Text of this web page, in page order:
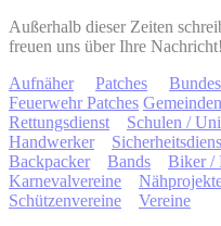
Außerhalb dieser Zeiten
freuen uns über Ihre Nachricht!
Aufnäher
Patches
Feuerwehr Patches Gemeinden
Rettungsdienst
Schulen /
Handwerker
Backpacker
Bands Biker /
Karnevalvereine
Schützenvereine
Vereine